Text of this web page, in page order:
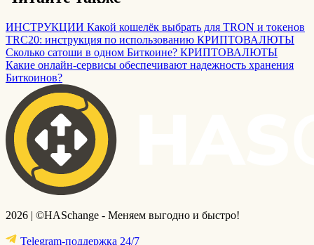
ИНСТРУКЦИИ Какой кошелёк выбрать для TRON и токенов
TRC20: инструкция по использованию КРИПТОВАЛЮТЫ
Сколько сатоши в одном Биткоине? КРИПТОВАЛЮТЫ
Какие онлайн-сервисы обеспечивают надежность хранения
Биткоинов?
2026 | ©HASchange - Меняем выгодно и быстро!
Telegram-поддержка 24/7